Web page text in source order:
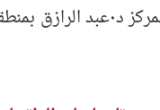
و نأمل عن بدء التشغيل